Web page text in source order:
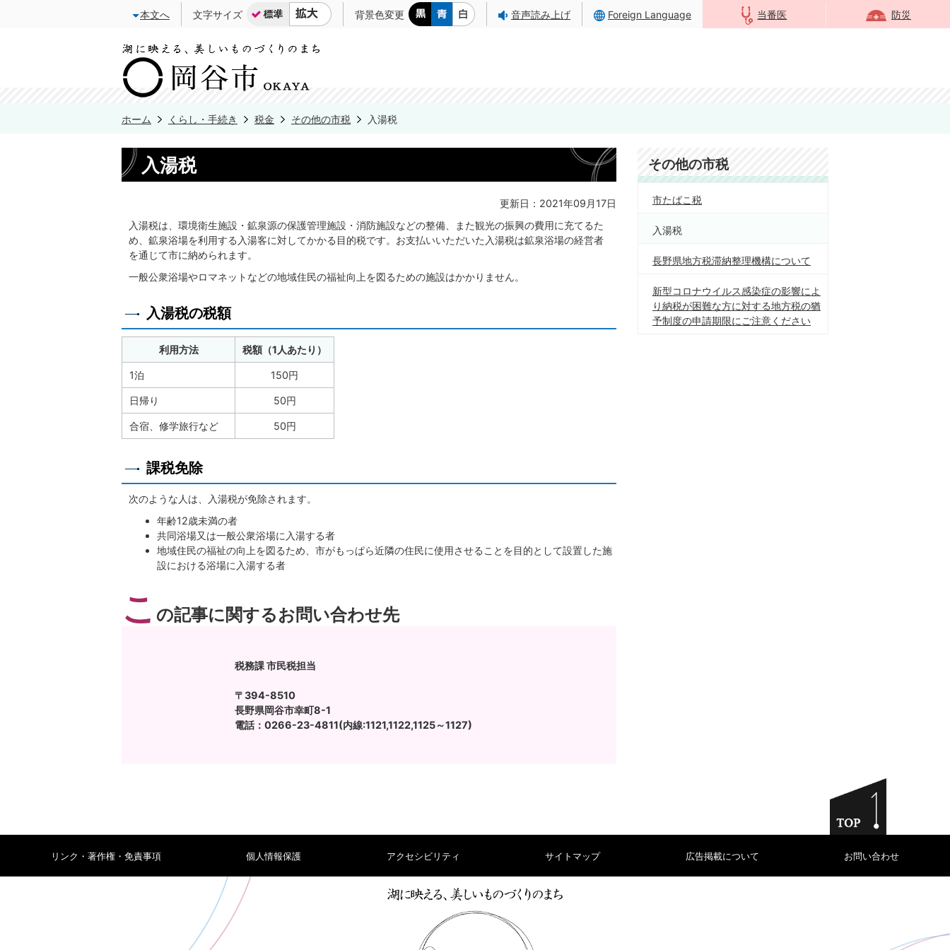
本文へ 文字サイズ 背景色変更 音声読み上げ Foreign Language 当番医 防災
ホーム くらし・手続き 税金 その他の市税 入湯税
入湯税
更新日：2021年09月17日
入湯税は、環境衛生施設・鉱泉源の保護管理施設・消防施設などの整備、また観光の振興の費用に充てるた
め、鉱泉浴場を利用する入湯客に対してかかる目的税です。お支払いいただいた入湯税は鉱泉浴場の経営者
を通じて市に納められます。
一般公衆浴場やロマネットなどの地域住民の福祉向上を図るための施設はかかりません。
入湯税の税額
利用方法 税額（1人あたり）
1泊 150円
日帰り 50円
合宿、修学旅行など 50円
課税免除
次のような人は、入湯税が免除されます。
年齢12歳未満の者
共同浴場又は一般公衆浴場に入湯する者
地域住民の福祉の向上を図るため、市がもっぱら近隣の住民に使用させることを目的として設置した施
設における浴場に入湯する者
こ の記事に関するお問い合わせ先
税務課 市民税担当
〒394-8510
長野県岡谷市幸町8-1
電話：0266-23-4811(内線:1121,1122,1125～1127)
その他の市税
市たばこ税
入湯税
長野県地方税滞納整理機構について
新型コロナウイルス感染症の影響によ
り納税が困難な方に対する地方税の猶
予制度の申請期限にご注意ください
リンク・著作権・免責事項 個人情報保護 アクセシビリティ サイトマップ 広告掲載について お問い合わせ